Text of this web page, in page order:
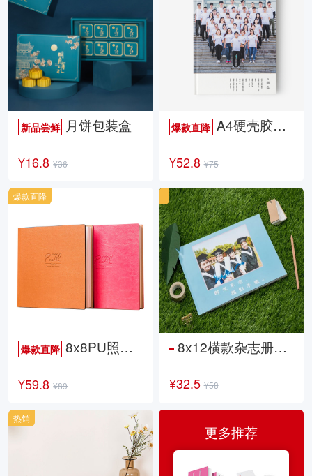
新品尝鲜 月饼包装盒
¥16.8 ¥36
爆款直降A4硬壳胶装照片书34p哑膜
¥52.8 ¥75
爆款直降 8x8PU照片书NewLife
¥59.8 ¥89
爆款直降
8x12横款杂志册26p
¥32.5 ¥58
热销
更多推荐